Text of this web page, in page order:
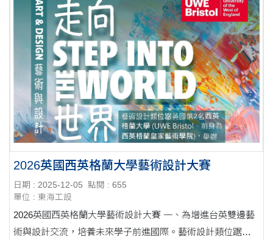
2026英國西英格蘭大學藝術設計大賽
日期 : 2025-12-05
點閱 : 655
單位 : 東海工設
2026英國西英格蘭大學藝術設計大賽 一、為增進台英雙邊藝
術與設計交流，培養未來學子前進國際。藝術設計類位踞英